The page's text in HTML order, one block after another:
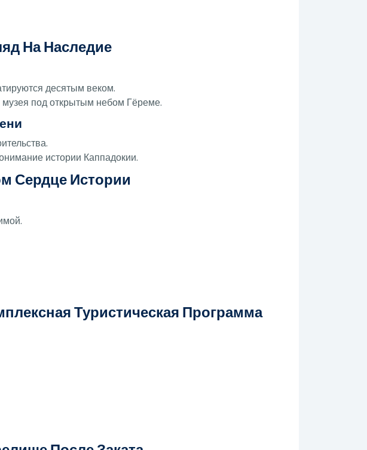
На Наследие
десятым веком.
под открытым небом Гёреме.
истории Каппадокии.
Сердце Истории
Туристическая Программа